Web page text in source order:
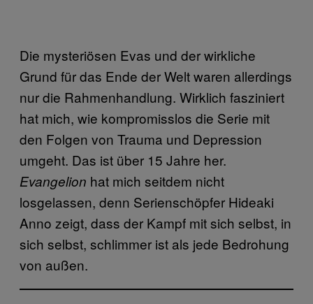
Die mysteriösen Evas und der wirkliche
Grund für das Ende der Welt waren allerdings
nur die Rahmenhandlung. Wirklich fasziniert
hat mich, wie kompromisslos die Serie mit
den Folgen von Trauma und Depression
umgeht. Das ist über 15 Jahre her.
Evangelion hat mich seitdem nicht
losgelassen, denn Serienschöpfer Hideaki
Anno zeigt, dass der Kampf mit sich selbst, in
sich selbst, schlimmer ist als jede Bedrohung
von außen.